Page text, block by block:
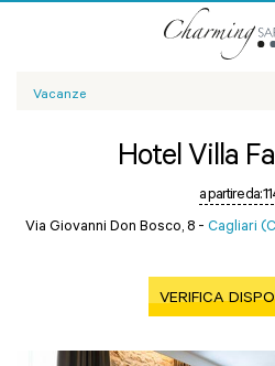
Vacanze
Hotel Villa
a partire da:
Via Giovanni Don Bosco, 8 - Cagliari
VERIFICA